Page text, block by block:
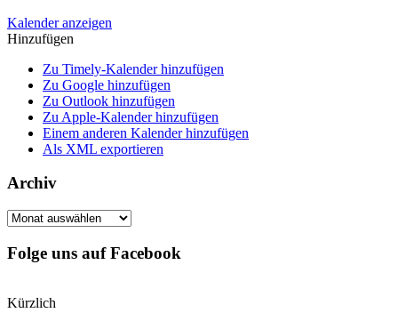
Kalender anzeigen
Hinzufügen
Zu Timely-Kalender hinzufügen
Zu Google hinzufügen
Zu Outlook hinzufügen
Zu Apple-Kalender hinzufügen
Einem anderen Kalender hinzufügen
Als XML exportieren
Archiv
Archiv
Folge uns auf Facebook
Kürzlich